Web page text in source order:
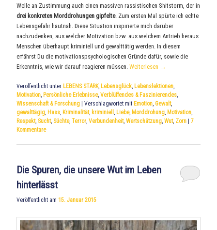
Welle an Zustimmung auch einen massiven rassistischen Shitstorm, der in
drei konkreten Morddrohungen gipfelte. Zum ersten Mal spürte ich echte
Lebensgefahr hautnah. Diese Situation inspirierte mich darüber
nachzudenken, aus welcher Motivation bzw. aus welchem Antrieb heraus
Menschen überhaupt kriminiell und gewalttätig werden. In diesem
erfährst Du die motivationspsychologischen Gründe dafür, sowie die
Erkenntnis, wie wir darauf reagieren müssen.Weiterlesen →
Veröffentlicht unter LEBENS STARK, Lebensglück, Lebenslektionen,
Motivation, Persönliche Erlebnisse,Verblüffendes & Faszinierendes,
Wissenschaft & Forschung
|Verschlagwortet mit Emotion,Gewalt,
gewalttägig, Hass, Kriminalität, kriminiell, Liebe, Morddrohung, Motivation,
Respekt, Sucht, Süchte,Terror,Verbundenheit,Wertschätzung,Wut, Zorn |7
Kommentare
Die Spuren, die unsere Wut im Leben
hinterlässt
Veröffentlicht am15. Januar 2015